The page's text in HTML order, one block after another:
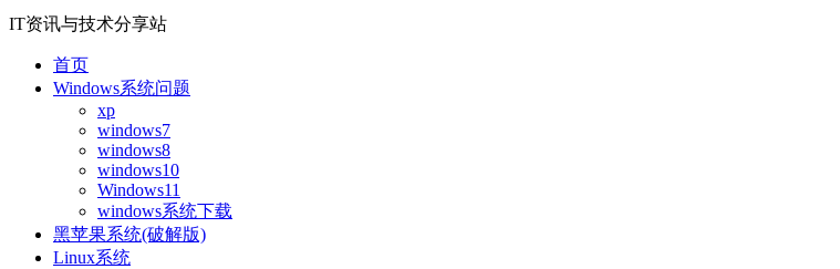
IT资讯与技术分享站
首页
Windows系统问题
xp
windows7
windows8
windows10
Windows11
windows系统下载
黑苹果系统(破解版)
Linux系统